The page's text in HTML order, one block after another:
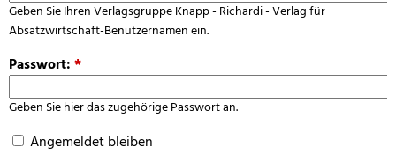
Geben Sie Ihren Verlagsgruppe Knapp - Richardi - Verlag für
Absatzwirtschaft-Benutzernamen ein.
Passwort:*
Geben Sie hier das zugehörige Passwort an.
Angemeldet bleiben